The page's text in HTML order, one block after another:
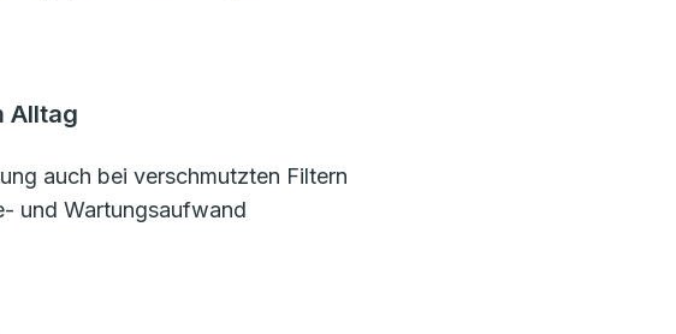
Alltag
auch bei verschmutzten Filtern
und Wartungsaufwand